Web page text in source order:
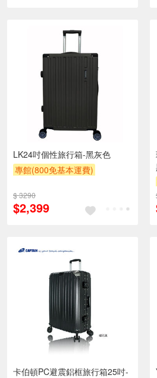
LK24吋個性旅行箱-黑灰色
專館(800免基本運費)
$ 3290
$2,399
卡伯頓PC避震鋁框旅行箱25吋-